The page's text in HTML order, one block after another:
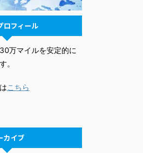
ロフィール
万マイルを安定的に
。
こちら
カイブ